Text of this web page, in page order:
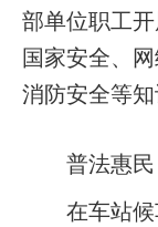
部单位职工
国家安全、
消防安全等知
普法惠
在车站候